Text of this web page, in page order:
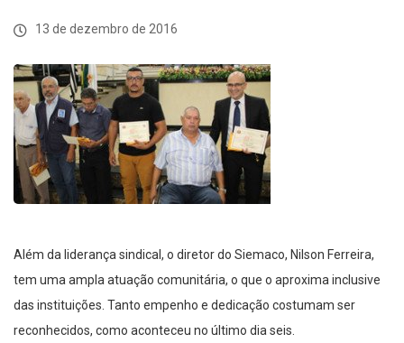
13 de dezembro de 2016
Além da liderança sindical, o diretor do Siemaco, Nilson Ferreira,
tem uma ampla atuação comunitária, o que o aproxima inclusive
das instituições. Tanto empenho e dedicação costumam ser
reconhecidos, como aconteceu no último dia seis.